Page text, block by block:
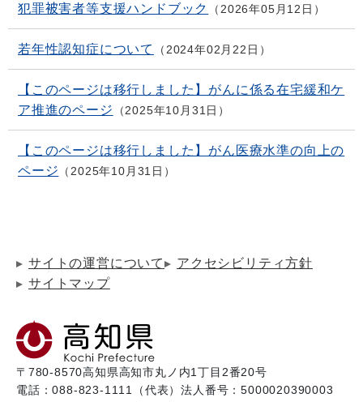
犯罪被害者等支援ハンドブック 2026年05月12日
若年性認知症について 2024年02月22日
【このページは移行しました】がんに係る在宅緩和ケ
ア推進のページ
2025年10月31日
【このページは移行しました】がん医療水準の向上の
ページ
2025年10月31日
サイトの運営について
アクセシビリティ方針
サイトマップ
〒780-8570高知県高知市丸ノ内1丁目2番20号
電話：088-823-1111（代表）法人番号：5000020390003